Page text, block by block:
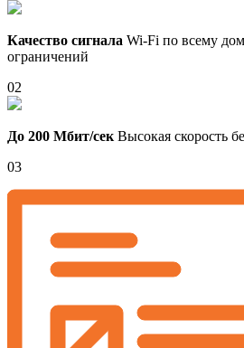
Качество сигнала Wi-Fi по всему
ограничений
02
До 200 Мбит/сек Высокая скорость
03